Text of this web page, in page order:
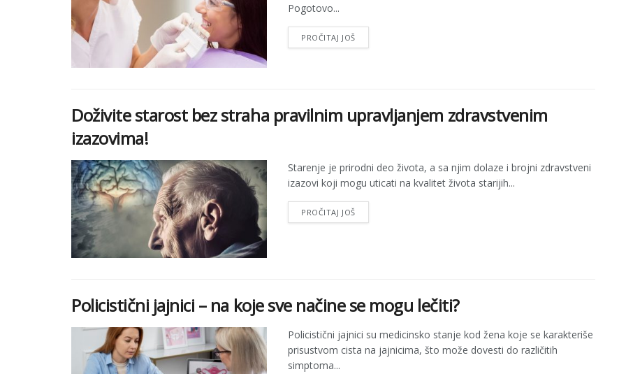
Pogotovo...
PROČITAJ JOŠ
Doživite starost bez straha pravilnim upravljanjem zdravstvenim
izazovima!
Starenje je prirodni deo života, a sa njim dolaze i brojni zdravstveni
izazovi koji mogu uticati na kvalitet života starijih...
PROČITAJ JOŠ
Policistični jajnici – na koje sve načine se mogu lečiti?
Policistični jajnici su medicinsko stanje kod žena koje se karakteriše
prisustvom cista na jajnicima, što može dovesti do različitih
simptoma...